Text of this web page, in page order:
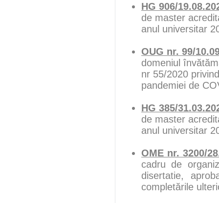
HG 906/
de master
anul universitar
OUG nr. 99/
domeniul
nr 55/2020
pandemiei de
HG 385/
de master
anul universitar
OME nr. 3200/
cadru de
disertatie,
completările